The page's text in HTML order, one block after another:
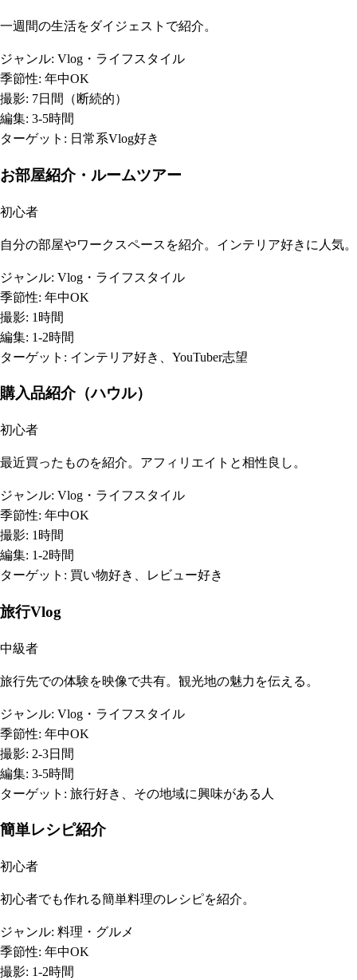
一週間の生活をダイジェストで紹介。
ジャンル: Vlog・ライフスタイル
季節性: 年中OK
撮影: 7日間（断続的）
編集: 3-5時間
ターゲット: 日常系Vlog好き
お部屋紹介・ルームツアー
初心者
自分の部屋やワークスペースを紹介。インテリア好きに人気。
ジャンル: Vlog・ライフスタイル
季節性: 年中OK
撮影: 1時間
編集: 1-2時間
ターゲット: インテリア好き、YouTuber志望
購入品紹介（ハウル）
初心者
最近買ったものを紹介。アフィリエイトと相性良し。
ジャンル: Vlog・ライフスタイル
季節性: 年中OK
撮影: 1時間
編集: 1-2時間
ターゲット: 買い物好き、レビュー好き
旅行Vlog
中級者
旅行先での体験を映像で共有。観光地の魅力を伝える。
ジャンル: Vlog・ライフスタイル
季節性: 年中OK
撮影: 2-3日間
編集: 3-5時間
ターゲット: 旅行好き、その地域に興味がある人
簡単レシピ紹介
初心者
初心者でも作れる簡単料理のレシピを紹介。
ジャンル: 料理・グルメ
季節性: 年中OK
撮影: 1-2時間